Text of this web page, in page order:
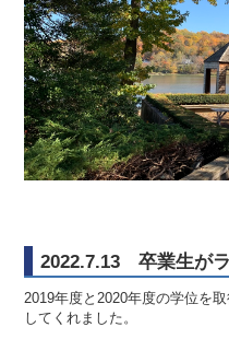
2022.7.13 卒業生が
2019年度と2020年度の学位を
してくれました。